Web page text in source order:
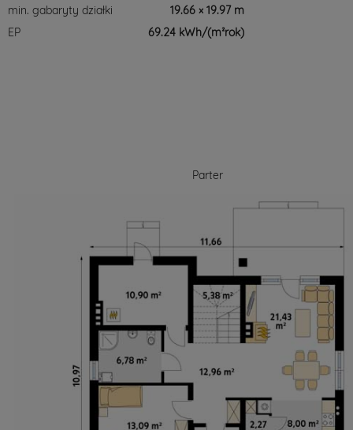
min. gabaryty działki
19.66 × 19.97 m
EP
69.24 kWh/(m²rok)
Parter